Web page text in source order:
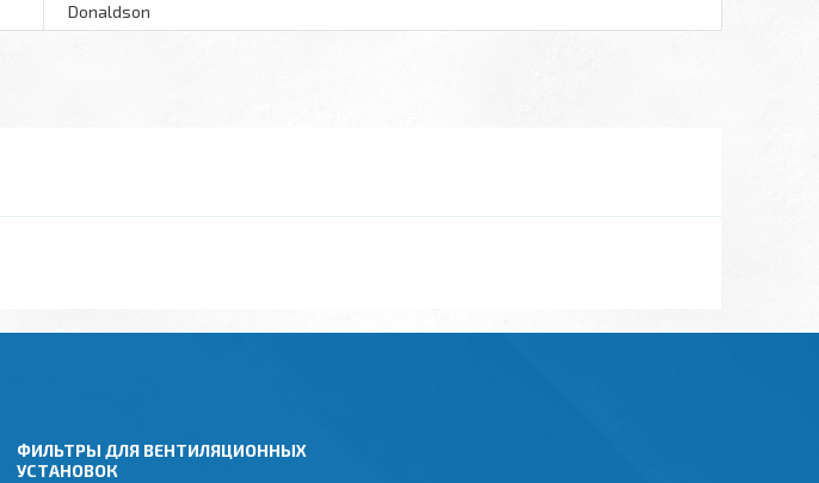
Donaldson
ФИЛЬТРЫ ДЛЯ ВЕНТИЛЯЦИОННЫХ
УСТАНОВОК